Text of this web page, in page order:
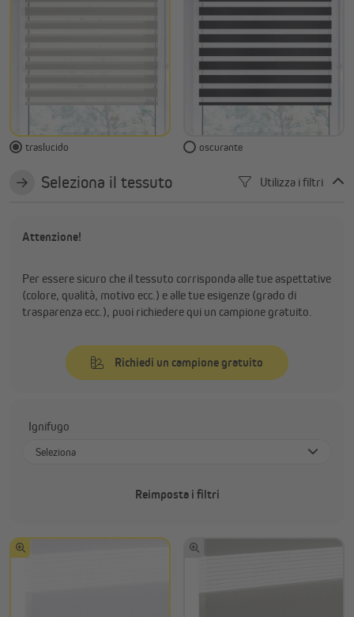
traslucido oscurante
Seleziona il tessuto Utilizza i filtri
Attenzione!
Per essere sicuro che il tessuto corrisponda alle tue aspettative
(colore, qualità, motivo ecc.) e alle tue esigenze (grado di
trasparenza ecc.), puoi richiedere qui un campione gratuito.
Richiedi un campione gratuito
Ignifugo
Seleziona
Reimposta i filtri